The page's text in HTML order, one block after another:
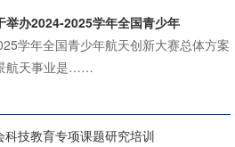
举办2024-2025学年全国青少年
学年全国青少年航天创新大赛总体方案
航天事业是……
技教育专项课题研究培训